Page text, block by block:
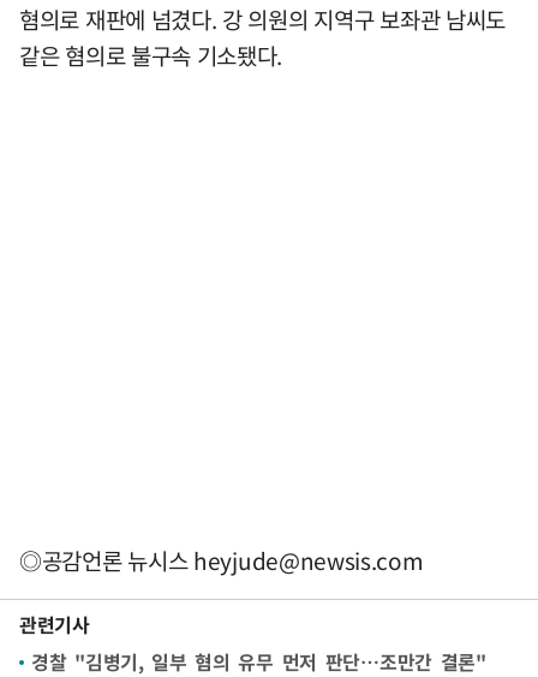
혐의로 재판에 넘겼다. 강 의원의 지역구 보좌관 남씨도
같은 혐의로 불구속 기소됐다.
◎공감언론 뉴시스heyjude@newsis.com
관련기사
경찰 "김병기, 일부 혐의 유무 먼저 판단…조만간 결론"